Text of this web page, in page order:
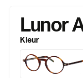
Lunor
Kleur